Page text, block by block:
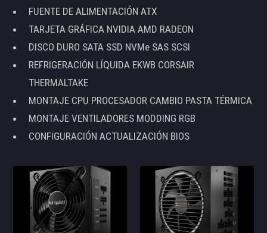
FUENTE DE ALIMENTACIÓN ATX
TARJETA GRÁFICA NVIDIA AMD RADEON
DISCO DURO SATA SSD NVMe SAS SCSI
REFRIGERACIÓN LÍQUIDA EKWB CORSAIR
THERMALTAKE
MONTAJE CPU PROCESADOR CAMBIO PASTA TÉRMICA
MONTAJE VENTILADORES MODDING RGB
CONFIGURACIÓN ACTUALIZACIÓN BIOS